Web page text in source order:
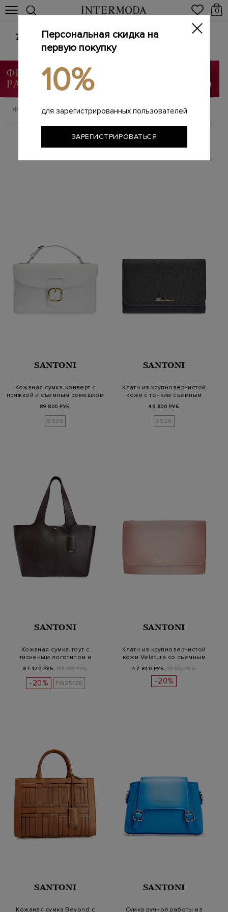
0
Женские сумки из натуральной кожи
Главная / Женщинам
ФИЛЬТРОВАТЬ СОРТИРОВАТЬ
SANTONI
Кожаная сумка-конверт с
пряжкой и съемным ремешком
89 800 РУБ.
SS26
SANTONI
Клатч из крупнозернистой
кожи с тонким съемным
49 800 РУБ.
SS26
SANTONI
Кожаная сумка-тоут с
тисненым логотипом и
87 120 РУБ. 108 900 РУБ.
-20% FW25/26
SANTONI
Клатч из крупнозернистой
кожи Velatura со съемным
47 840 РУБ. 59 800 РУБ.
-20%
SANTONI
Кожаная сумка Beyond с
SANTONI
Сумка ручной работы из
Персональная скидка на
первую покупку
10%
для зарегистрированных пользователей
ЗАРЕГИСТРИРОВАТЬСЯ